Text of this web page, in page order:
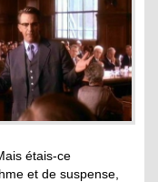
étais-ce
et de suspense,